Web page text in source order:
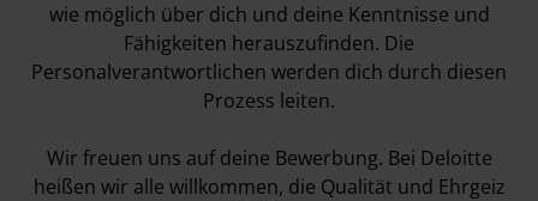
wie möglich über dich und deine Kenntnisse und
Fähigkeiten herauszufinden. Die
Personalverantwortlichen werden dich durch diesen
Prozess leiten.
Wir freuen uns auf deine Bewerbung. Bei Deloitte
heißen wir alle willkommen, die Qualität und Ehrgeiz